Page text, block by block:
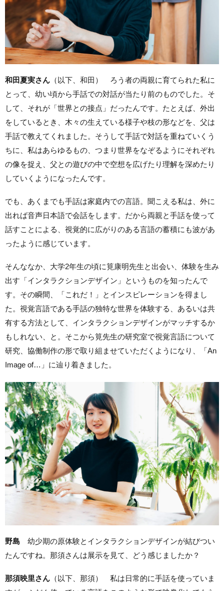
和田夏実さん （以下、和田） ろう者の両親に育てられた私に
とって、幼い頃から手話での対話が当たり前のものでした。そ
して、それが「世界との接点」だったんです。たとえば、外出
をしているとき、木々の生えている様子や枝の形などを、父は
手話で教えてくれました。そうして手話で対話を重ねていくう
ちに、私はあらゆるもの、つまり世界をなぞるようにそれぞれ
の像を捉え、父との遊びの中で空想を広げたり理解を深めたり
していくようになったんです。
でも、あくまでも手話は家庭内での言語。聞こえる私は、外に
出れば音声日本語で会話をします。だから両親と手話を使って
話すことによる、視覚的に広がりのある言語の蓄積にも波があ
ったように感じています。
そんななか、大学2年生の頃に筧康明先生と出会い、体験を生み
出す「インタラクションデザイン」というものを知ったんで
す。その瞬間、「これだ！」とインスピレーションを得まし
た。視覚言語である手話の独特な世界を体験する、あるいは共
有する方法として、インタラクションデザインがマッチするか
もしれない、と。そこから筧先生の研究室で視覚言語について
研究、協働制作の形で取り組ませていただくようになり、「An
Image of…」に辿り着きました。
野島 幼少期の原体験とインタラクションデザインが結びつい
たんですね。那須さんは展示を見て、どう感じましたか？
那須映里さん （以下、那須） 私は日常的に手話を使っていま